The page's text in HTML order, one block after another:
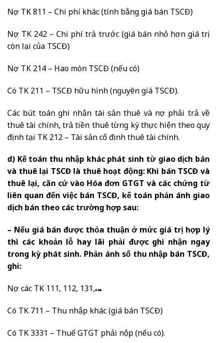
Nợ TK 811 – Chi phí khác (tính bằng giá bán TSCĐ)
Nợ TK 242 – Chi phí trả trước (giá bán nhỏ hơn giá trị
còn lại của TSCĐ)
Nợ TK 214 – Hao mòn TSCĐ (nếu có)
Có TK 211 – TSCĐ hữu hình (nguyên giá TSCĐ).
Các bút toán ghi nhận tài sản thuê và nợ phải trả về
thuê tài chính, trả tiền thuê từng kỳ thực hiện theo quy
định tại TK 212 – Tài sản cố định thuê tài chính.
d) Kế toán thu nhập khác phát sinh từ giao dịch bán
và thuê lại TSCĐ là thuê hoạt động: Khi bán TSCĐ và
thuê lại, căn cứ vào Hóa đơn GTGT và các chứng từ
liên quan đến việc bán TSCĐ, kế toán phản ánh giao
dịch bán theo các trường hợp sau:
– Nếu giá bán được thỏa thuận ở mức giá trị hợp lý
thì các khoản lỗ hay lãi phải được ghi nhận ngay
trong kỳ phát sinh. Phản ánh số thu nhập bán TSCĐ,
ghi:
Nợ các TK 111, 112, 131,…
Có TK 711 – Thu nhập khác (giá bán TSCĐ)
Có TK 3331 – Thuế GTGT phải nộp (nếu có).